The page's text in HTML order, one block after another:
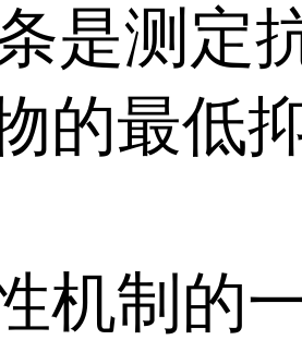
是测定
的最低
机制的